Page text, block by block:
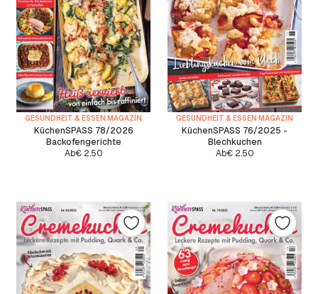
GESUNDHEIT & ESSEN MAGAZIN
KüchenSPASS 78/2026
Backofengerichte
Ab€2.50
GESUNDHEIT & ESSEN MAGAZIN
KüchenSPASS 76/2025 -
Blechkuchen
Ab€2.50